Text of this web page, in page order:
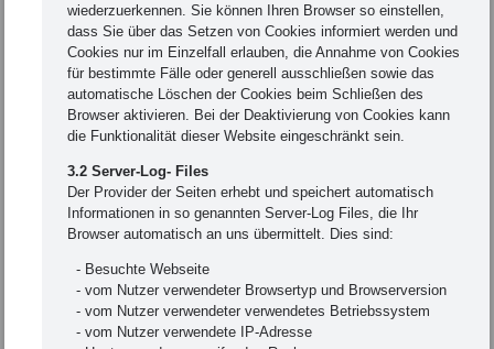
wiederzuerkennen. Sie können Ihren Browser so einstellen,
dass Sie über das Setzen von Cookies informiert werden und
Cookies nur im Einzelfall erlauben, die Annahme von Cookies
für bestimmte Fälle oder generell ausschließen sowie das
automatische Löschen der Cookies beim Schließen des
Browser aktivieren. Bei der Deaktivierung von Cookies kann
die Funktionalität dieser Website eingeschränkt sein.
3.2 Server-Log- Files
Der Provider der Seiten erhebt und speichert automatisch
Informationen in so genannten Server-Log Files, die Ihr
Browser automatisch an uns übermittelt. Dies sind:
- Besuchte Webseite
- vom Nutzer verwendeter Browsertyp und Browserversion
- vom Nutzer verwendeter verwendetes Betriebssystem
- vom Nutzer verwendete IP-Adresse